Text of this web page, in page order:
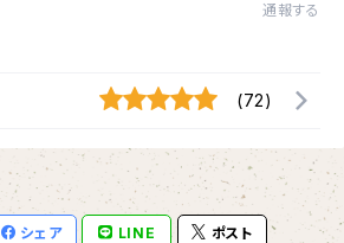
通報する
(72)
シェア LINE ポスト